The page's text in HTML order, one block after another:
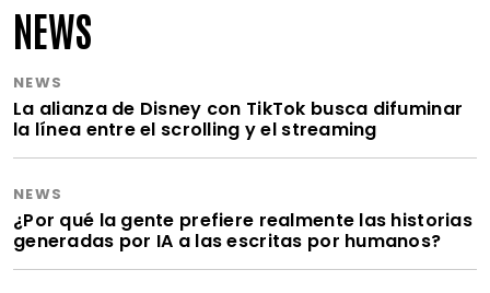
NEWS
NEWS
La alianza de Disney con TikTok busca difuminar
la línea entre el scrolling y el streaming
NEWS
¿Por qué la gente prefiere realmente las historias
generadas por IA a las escritas por humanos?